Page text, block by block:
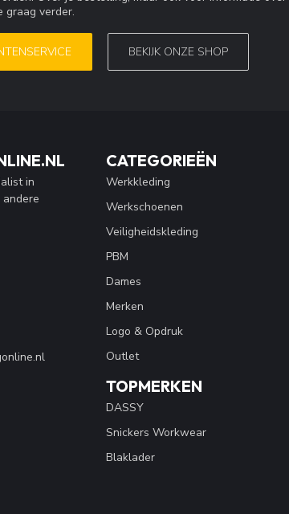
graag verder.
BEKIJK ONZE SHOP
in
CATEGORIEËN
Werkkleding
Werkschoenen
Veiligheidskleding
PBM
Dames
Merken
Logo & Opdruk
Outlet
TOPMERKEN
DASSY
Snickers Workwear
Blaklader